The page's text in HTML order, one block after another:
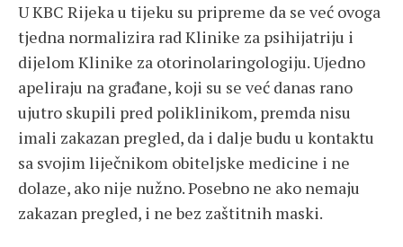
U KBC Rijeka u tijeku su pripreme da se već ovoga
tjedna normalizira rad Klinike za psihijatriju i
dijelom Klinike za otorinolaringologiju. Ujedno
apeliraju na građane, koji su se već danas rano
ujutro skupili pred poliklinikom, premda nisu
imali zakazan pregled, da i dalje budu u kontaktu
sa svojim liječnikom obiteljske medicine i ne
dolaze, ako nije nužno. Posebno ne ako nemaju
zakazan pregled, i ne bez zaštitnih maski.